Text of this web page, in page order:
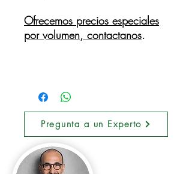
Ofrecemos precios especiales
por volumen, contactanos.
Pregunta a un Experto